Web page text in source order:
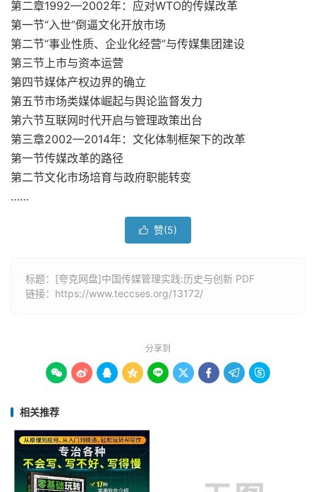
第二章1992—2002年：应对WTO的传媒改革
第一节“入世”倒逼文化开放市场
第二节“事业性质、企业化经营”与传媒集团建设
第三节上市与资本运营
第四节媒体产权边界的确立
第五节市场类媒体崛起与舆论监督发力
第六节互联网时代开启与管理政策出台
第三章2002—2014年：文化体制框架下的改革
第一节传媒改革的路径
第二节文化市场培育与政府职能转变
……
 赞(5)
标题：[夸克网盘]中国传媒管理实践:历史与创新 PDF
链接： https://www.teccses.org/13172/
分享到
        
相关推荐